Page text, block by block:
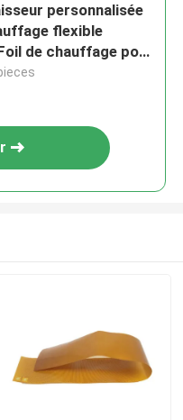
personnalisée
flexible
de chauffage pour